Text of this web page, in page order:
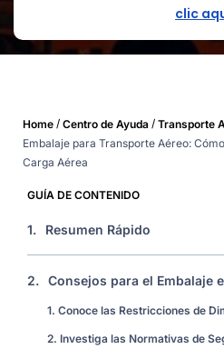
clic
Home / Centro de Ayuda / Transporte
Embalaje para Transporte Aéreo:
Carga Aérea
GUÍA DE CONTENIDO
1. Resumen Rápido
2. Consejos para el Embalaje
1. Conoce las Restricciones de
2. Investiga las Normativas de